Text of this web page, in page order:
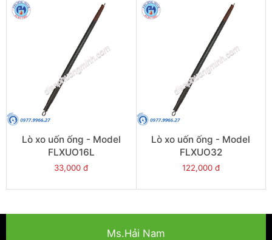
Lò xo uốn ống - Model
FLXUO16L
33,000 đ
Lò xo uốn ống - Model
FLXUO32
122,000 đ
Ms.Hải Nam